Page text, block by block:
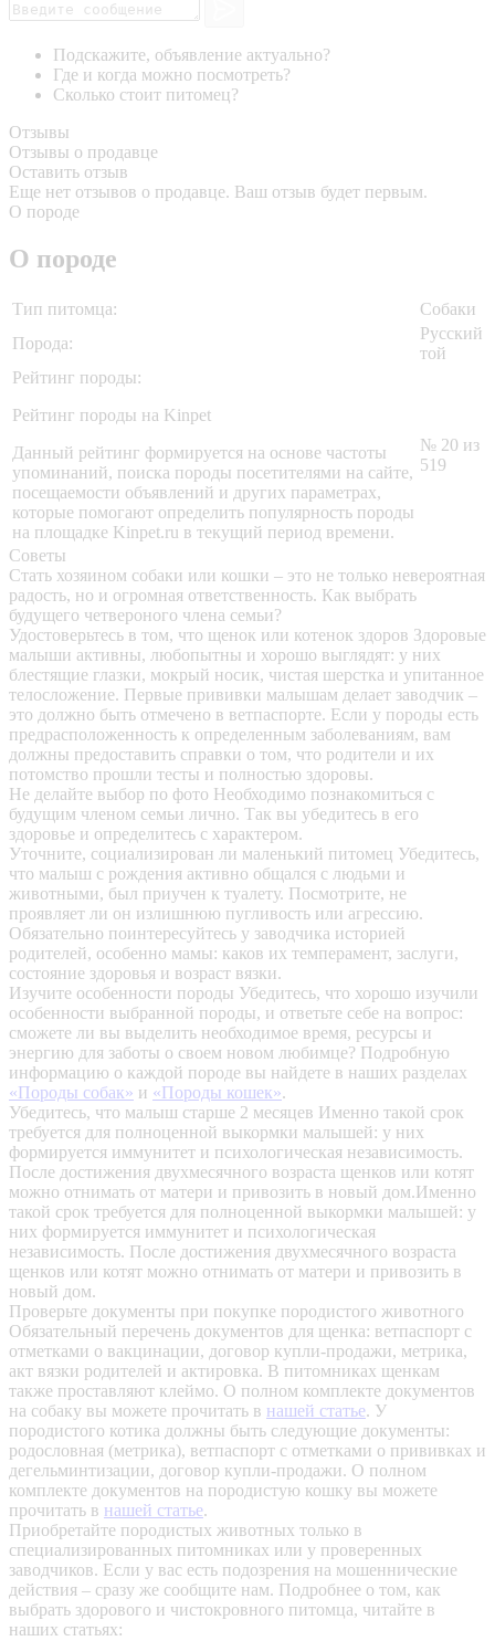
Подскажите, объявление актуально?
Где и когда можно посмотреть?
Сколько стоит питомец?
Отзывы
Отзывы о продавце
Оставить отзыв
Еще нет отзывов о продавце. Ваш отзыв будет первым.
О породе
О породе
Тип питомца:
Собаки
Порода:
Русский
той
Рейтинг породы:
Рейтинг породы на Kinpet
Данный рейтинг формируется на основе частоты
упоминаний, поиска породы посетителями на сайте,
посещаемости объявлений и других параметрах,
которые помогают определить популярность породы
на площадке Kinpet.ru в текущий период времени.
№ 20 из
519
Советы
Стать хозяином собаки или кошки – это не только невероятная
радость, но и огромная ответственность. Как выбрать
будущего четвероного члена семьи?
Удостоверьтесь в том, что щенок или котенок здоров Здоровые
малыши активны, любопытны и хорошо выглядят: у них
блестящие глазки, мокрый носик, чистая шерстка и упитанное
телосложение. Первые прививки малышам делает заводчик –
это должно быть отмечено в ветпаспорте. Если у породы есть
предрасположенность к определенным заболеваниям, вам
должны предоставить справки о том, что родители и их
потомство прошли тесты и полностью здоровы.
Не делайте выбор по фото Необходимо познакомиться с
будущим членом семьи лично. Так вы убедитесь в его
здоровье и определитесь с характером.
Уточните, социализирован ли маленький питомец Убедитесь,
что малыш с рождения активно общался с людьми и
животными, был приучен к туалету. Посмотрите, не
проявляет ли он излишнюю пугливость или агрессию.
Обязательно поинтересуйтесь у заводчика историей
родителей, особенно мамы: каков их темперамент, заслуги,
состояние здоровья и возраст вязки.
Изучите особенности породы Убедитесь, что хорошо изучили
особенности выбранной породы, и ответьте себе на вопрос:
сможете ли вы выделить необходимое время, ресурсы и
энергию для заботы о своем новом любимце? Подробную
информацию о каждой породе вы найдете в наших разделах
«Породы собак» и «Породы кошек».
Убедитесь, что малыш старше 2 месяцев Именно такой срок
требуется для полноценной выкормки малышей: у них
формируется иммунитет и психологическая независимость.
После достижения двухмесячного возраста щенков или котят
можно отнимать от матери и привозить в новый дом.Именно
такой срок требуется для полноценной выкормки малышей: у
них формируется иммунитет и психологическая
независимость. После достижения двухмесячного возраста
щенков или котят можно отнимать от матери и привозить в
новый дом.
Проверьте документы при покупке породистого животного
Обязательный перечень документов для щенка: ветпаспорт с
отметками о вакцинации, договор купли-продажи, метрика,
акт вязки родителей и актировка. В питомниках щенкам
также проставляют клеймо. О полном комплекте документов
на собаку вы можете прочитать в нашей статье. У
породистого котика должны быть следующие документы:
родословная (метрика), ветпаспорт с отметками о прививках и
дегельминтизации, договор купли-продажи. О полном
комплекте документов на породистую кошку вы можете
прочитать в нашей статье.
Приобретайте породистых животных только в
специализированных питомниках или у проверенных
заводчиков. Если у вас есть подозрения на мошеннические
действия – сразу же сообщите нам. Подробнее о том, как
выбрать здорового и чистокровного питомца, читайте в
наших статьях: